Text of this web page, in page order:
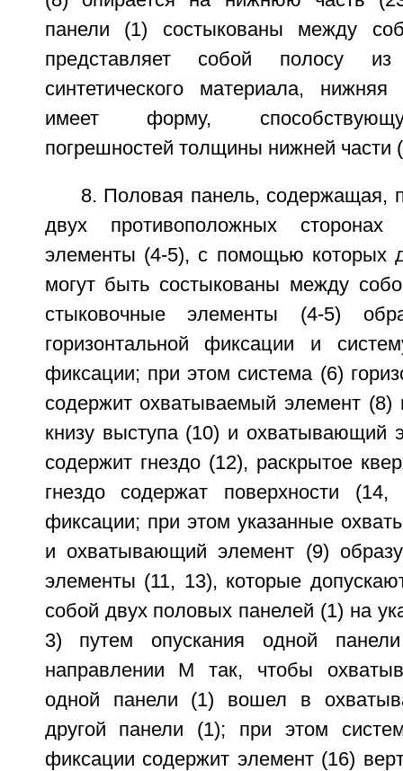
панели (1) состыкованы между
представляет собой полосу из
синтетического материала,
имеет форму,
погрешностей толщины нижней части
8. Половая панель, содержащая,
двух противоположных
элементы (4-5), с помощью которых
могут быть состыкованы между
стыковочные элементы (4-5)
горизонтальной фиксации и
фиксации; при этом система (6)
содержит охватываемый элемент (8)
книзу выступа (10) и охватывающий
содержит гнездо (12), раскрытое
гнездо содержат поверхности (14,
фиксации; при этом указанные
и охватывающий элемент (9)
элементы (11, 13), которые
собой двух половых панелей (1) на
3) путем опускания одной
направлении M так, чтобы
одной панели (1) вошел в
другой панели (1); при этом
фиксации содержит элемент (16)